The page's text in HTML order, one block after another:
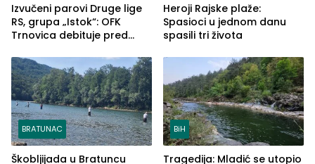
Izvučeni parovi Druge lige
RS, grupa „Istok“: OFK
Trnovica debituje pred
Drine HE
Heroji Rajske plaže:
Spasioci u jednom danu
spasili tri života
BRATUNAC
Škobljijada u Bratuncu
BiH
Tragedija: Mladić se utopio